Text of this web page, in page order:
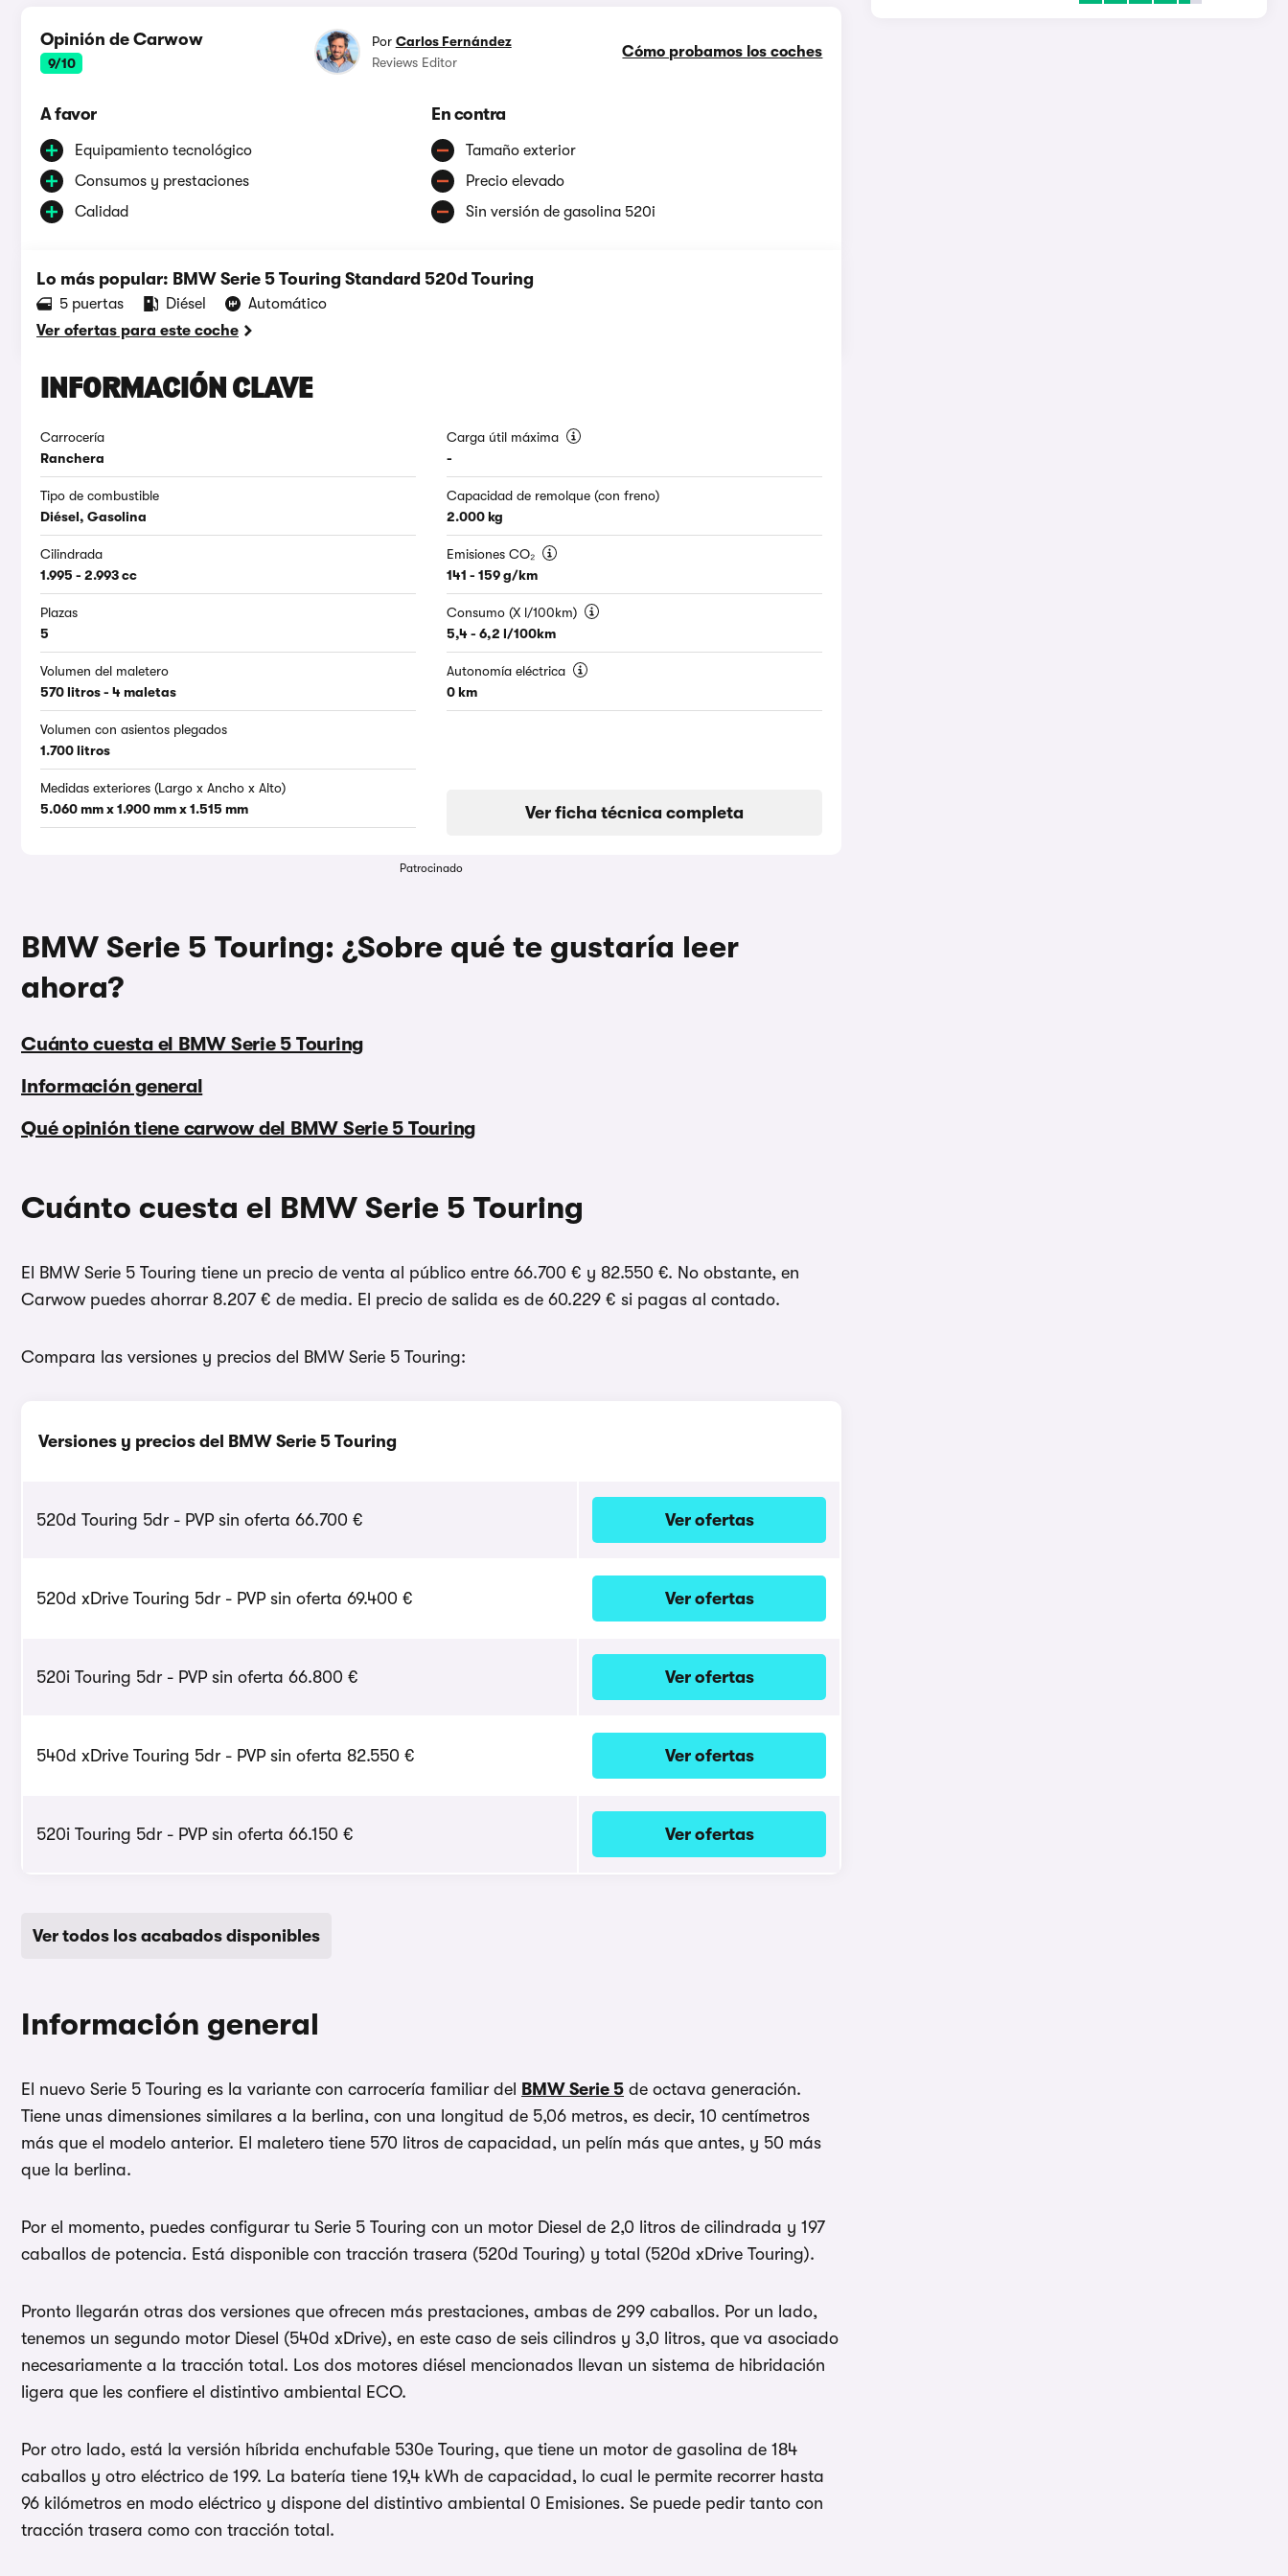
Opinión de Carwow
9/10
Cómo probamos los coches
Por Carlos Fernández
Reviews Editor
A favor
Equipamiento tecnológico
Consumos y prestaciones
Calidad
En contra
Tamaño exterior
Precio elevado
Sin versión de gasolina 520i
Lo más popular: BMW Serie 5 Touring Standard 520d Touring
5 puertas Diésel
Automático
Ver ofertas para este coche
INFORMACIÓN CLAVE
Carrocería
Ranchera
Tipo de combustible
Diésel, Gasolina
Cilindrada
1.995 - 2.993 cc
Plazas
5
Volumen del maletero
570 litros - 4 maletas
Volumen con asientos plegados
1.700 litros
Medidas exteriores (Largo x Ancho x Alto)
5.060 mm x 1.900 mm x 1.515 mm
Carga útil máxima
-
Capacidad de remolque (con freno)
2.000 kg
Emisiones CO₂
141 - 159 g/km
Consumo (X l/100km)
5,4 - 6,2 l/100km
Autonomía eléctrica
0 km
Ver ficha técnica completa
Patrocinado
BMW Serie 5 Touring: ¿Sobre qué te gustaría leer
ahora?
Cuánto cuesta el BMW Serie 5 Touring
Información general
Qué opinión tiene carwow del BMW Serie 5 Touring
Cuánto cuesta el BMW Serie 5 Touring
El BMW Serie 5 Touring tiene un precio de venta al público entre 66.700 € y 82.550 €. No obstante, en
Carwow puedes ahorrar 8.207 € de media. El precio de salida es de 60.229 € si pagas al contado.
Compara las versiones y precios del BMW Serie 5 Touring:
Versiones y precios del BMW Serie 5 Touring
520d Touring 5dr - PVP sin oferta 66.700 € Ver ofertas
520d xDrive Touring 5dr - PVP sin oferta 69.400 € Ver ofertas
520i Touring 5dr - PVP sin oferta 66.800 € Ver ofertas
540d xDrive Touring 5dr - PVP sin oferta 82.550 € Ver ofertas
520i Touring 5dr - PVP sin oferta 66.150 € Ver ofertas
Ver todos los acabados disponibles
Información general
El nuevo Serie 5 Touring es la variante con carrocería familiar del BMW Serie 5 de octava generación.
Tiene unas dimensiones similares a la berlina, con una longitud de 5,06 metros, es decir, 10 centímetros
más que el modelo anterior. El maletero tiene 570 litros de capacidad, un pelín más que antes, y 50 más
que la berlina.
Por el momento, puedes configurar tu Serie 5 Touring con un motor Diesel de 2,0 litros de cilindrada y 197
caballos de potencia. Está disponible con tracción trasera (520d Touring) y total (520d xDrive Touring).
Pronto llegarán otras dos versiones que ofrecen más prestaciones, ambas de 299 caballos. Por un lado,
tenemos un segundo motor Diesel (540d xDrive), en este caso de seis cilindros y 3,0 litros, que va asociado
necesariamente a la tracción total. Los dos motores diésel mencionados llevan un sistema de hibridación
ligera que les confiere el distintivo ambiental ECO.
Por otro lado, está la versión híbrida enchufable 530e Touring, que tiene un motor de gasolina de 184
caballos y otro eléctrico de 199. La batería tiene 19,4 kWh de capacidad, lo cual le permite recorrer hasta
96 kilómetros en modo eléctrico y dispone del distintivo ambiental 0 Emisiones. Se puede pedir tanto con
tracción trasera como con tracción total.